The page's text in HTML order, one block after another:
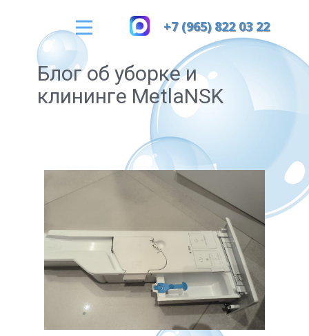
+7 (965) 822 03 22
Блог об уборке и
клининге MetlaNSK